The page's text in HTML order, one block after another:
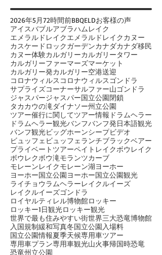
2026年5月72時間前BBQELDお客様の声
アイスバブルアブラハムレイク
エメラルドレイクエメラルドレイクカヌー
カスケードロックガーデンカナダカナダ移民
カヌー体験カルガリーカルガリータワー
カルガリーファーマーズマーケット
カルガリー発カルガリー空港送迎
コロナウィルス コロナウィルス ゴンドラ
サプライズコーナーサルファー山ゴンドラ
ジャスパージャスパー国立公園閉鎖
タカカウの滝ダイナソー州立公園
ツアー催行に関してツアー情報 ドラムヘラー
ドラムヘラー観光バンフバンフ発日本語観光
バンフ観光ビッグホーンシープビデオ
ビュッフェ ビュッフェランチブラックベアー
プライベートツアーペイトレイクボウレイク
ボウレクボウ滝モランツカーブ
モレーンレイクモレーン湖ヨーホー
ヨーホー国立公園ヨーホー国立公園観光
ライチョウラムヘラーレイクルイーズ
レイクルイーズゴンドラ
ロイヤルティレル博物館ロッキー
ロッキー1日観光ロッキー観光
世界で最も住みやすい街世界三大恐竜博物館
入国規制緩和写真冬国立公園入場料
国立公園情報夏季天候専用車ツアー
専用車プラン専用車観光山火事帰国時恐竜
恐竜州立公園